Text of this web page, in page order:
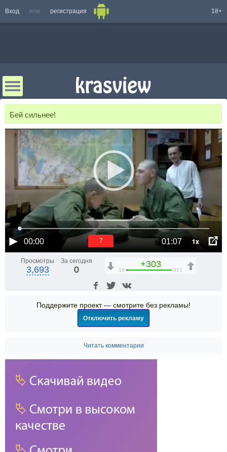
Вход или регистрация 18+
Бей сильнее!
00:00 01:07 1x
7
Просмотры
3,693
За сегодня
0
+303
18 321
Поддержите проект — смотрите без рекламы!
Отключить рекламу
Читать комментарии